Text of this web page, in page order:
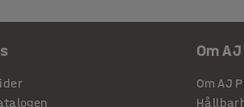
till +90, gör dem lämpade för en
är lika användbara i
och kan både staplas vid
Om
Om AJ